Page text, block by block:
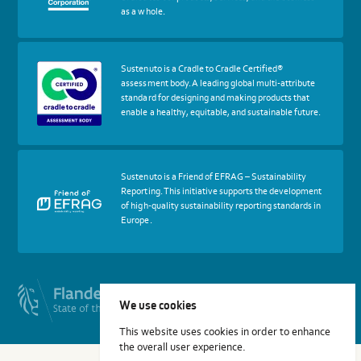
as a whole.
More
about
certif
Cradle
to
Certified®
Sustenuto is a Cradle to Cradle Certified®
assessment body. A leading global multi-attribute
standard for designing and making products that
enable a healthy, equitable, and sustainable future.
about
certif
Friends
Sustenuto is a Friend of EFRAG – Sustainability
Reporting. This initiative supports the development
of high-quality sustainability reporting standards in
Europe.
We use cookies
This website uses cookies in order to enhance
the overall user experience.